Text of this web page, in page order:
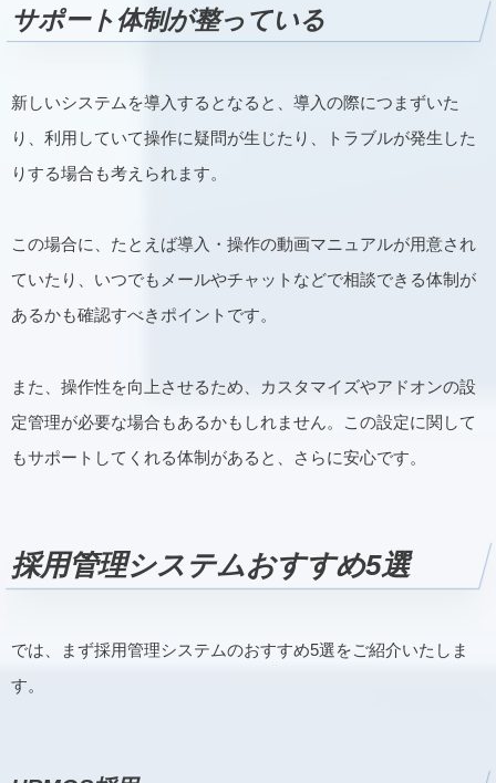
サポート体制が整っている
新しいシステムを導入するとなると、導入の際につまずいた
り、利用していて操作に疑問が生じたり、トラブルが発生した
りする場合も考えられます。
この場合に、たとえば導入・操作の動画マニュアルが用意され
ていたり、いつでもメールやチャットなどで相談できる体制が
あるかも確認すべきポイントです。
また、操作性を向上させるため、カスタマイズやアドオンの設
定管理が必要な場合もあるかもしれません。この設定に関して
もサポートしてくれる体制があると、さらに安心です。
採用管理システムおすすめ5選
では、まず採用管理システムのおすすめ5選をご紹介いたしま
す。